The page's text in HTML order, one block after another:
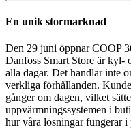
En unik stormarknad
Den 29 juni öppnar COOP
Danfoss Smart Store är kyl-
alla dagar. Det handlar inte
verkliga förhållanden.
gånger om dagen, vilket
uppvärmningssystemen i
hur våra lösningar fungerar i